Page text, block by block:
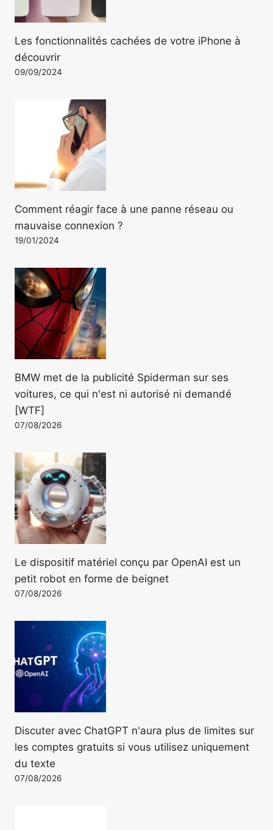
Les fonctionnalités cachées de votre iPhone à
découvrir
09/09/2024
Comment réagir face à une panne réseau ou
mauvaise connexion ?
19/01/2024
BMW met de la publicité Spiderman sur ses
voitures, ce qui n'est ni autorisé ni demandé
[WTF]
07/08/2026
Le dispositif matériel conçu par OpenAI est un
petit robot en forme de beignet
07/08/2026
Discuter avec ChatGPT n'aura plus de limites sur
les comptes gratuits si vous utilisez uniquement
du texte
07/08/2026